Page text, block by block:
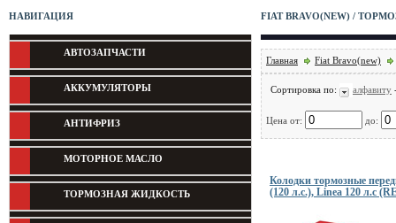
НАВИГАЦИЯ
АВТОЗАПЧАСТИ
АККУМУЛЯТОРЫ
АНТИФРИЗ
МОТОРНОЕ МАСЛО
ТОРМОЗНАЯ ЖИДКОСТЬ
FIAT BRAVO(NEW) /
Главная Fiat Bravo(new)
Сортировка по: алфавиту
Цена от: до:
Колодки тормозные
(120 л.с.), Linea 120 л.с